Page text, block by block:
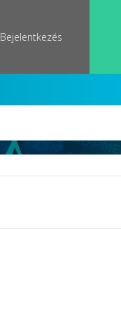
Bejelentkezés